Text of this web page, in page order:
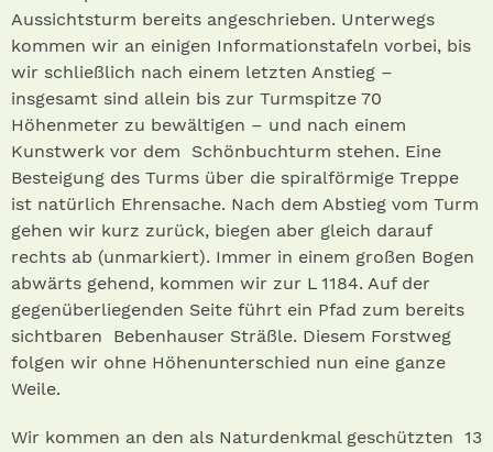
Aussichtsturm bereits angeschrieben. Unterwegs
kommen wir an einigen Informationstafeln vorbei, bis
wir schließlich nach einem letzten Anstieg –
insgesamt sind allein bis zur Turmspitze 70
Höhenmeter zu bewältigen – und nach einem
Kunstwerk vor dem Schönbuchturm stehen. Eine
Besteigung des Turms über die spiralförmige Treppe
ist natürlich Ehrensache. Nach dem Abstieg vom Turm
gehen wir kurz zurück, biegen aber gleich darauf
rechts ab (unmarkiert). Immer in einem großen Bogen
abwärts gehend, kommen wir zur L 1184. Auf der
gegenüberliegenden Seite führt ein Pfad zum bereits
sichtbaren Bebenhauser Sträßle. Diesem Forstweg
folgen wir ohne Höhenunterschied nun eine ganze
Weile.
Wir kommen an den als Naturdenkmal geschützten 13